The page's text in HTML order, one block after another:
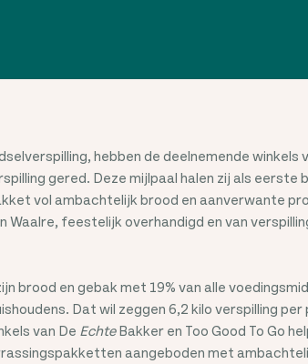
hebben de deelnemende winkels
gered. Deze mijlpaal halen zij als eerste
vol ambachtelijk brood en aanverwante
Waalre, feestelijk overhandigd en van
brood en gebak met 19% van alle
Dat wil zeggen 6,2 kilo verspilling per
van De EchteBakker en Too Good To Go
aangeboden met